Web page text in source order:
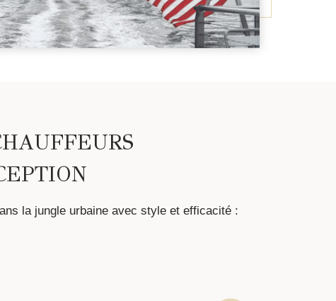
la jungle urbaine avec style et efficacité :